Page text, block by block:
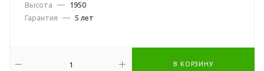
Высота
—
1950
Гарантия
— 5 лет
В КОРЗИНУ